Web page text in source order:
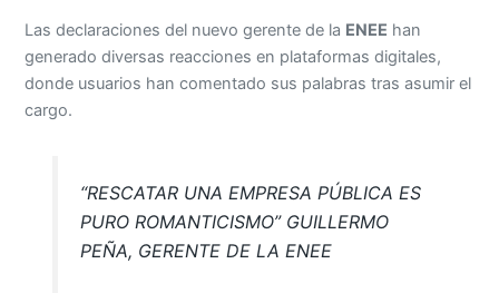
Las declaraciones del nuevo gerente de la ENEE han
generado diversas reacciones en plataformas digitales,
donde usuarios han comentado sus palabras tras asumir el
cargo.
“RESCATAR UNA EMPRESA PÚBLICA ES
PURO ROMANTICISMO” GUILLERMO
PEÑA, GERENTE DE LA ENEE